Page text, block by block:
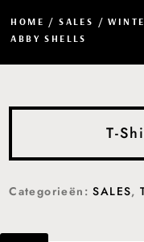
HOME /SALES /
ABBY SHELLS
T-
Categorieën:SALES,